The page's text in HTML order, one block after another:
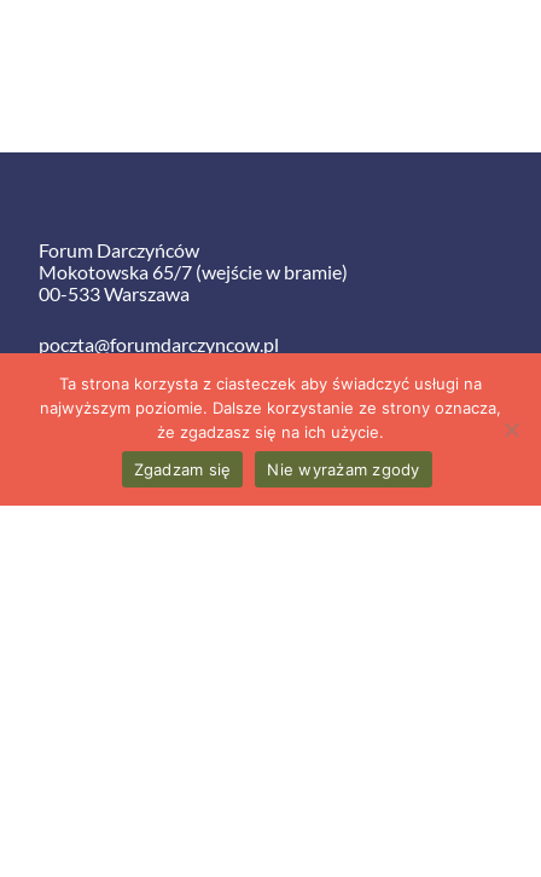
Forum Darczyńców
Mokotowska 65/7 (wejście w bramie)
00-533 Warszawa
poczta@forumdarczyncow.pl
Ta strona korzysta z ciasteczek aby świadczyć usługi na
najwyższym poziomie. Dalsze korzystanie ze strony oznacza,
że zgadzasz się na ich użycie.
Zgadzam się
Nie wyrażam zgody